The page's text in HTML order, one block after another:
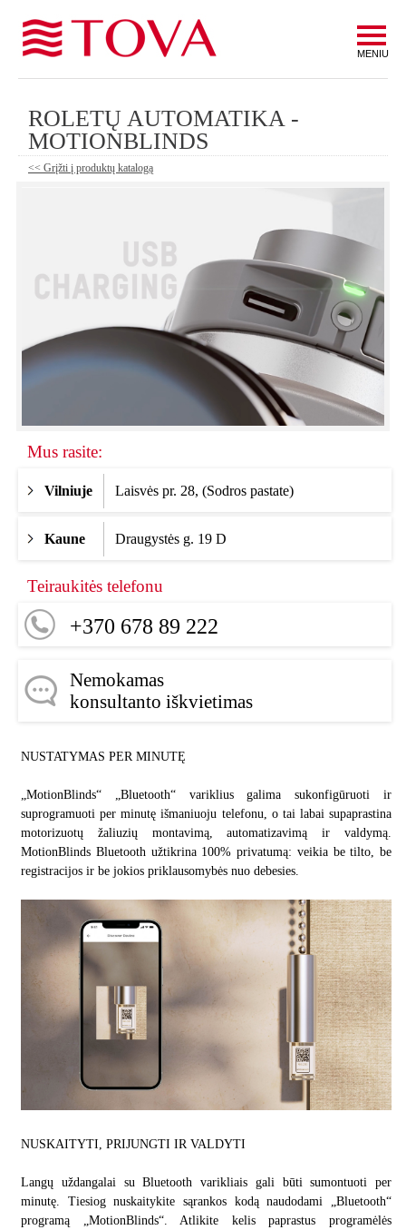
MENIU
ROLETŲ AUTOMATIKA -
MOTIONBLINDS
<< Grįžti į produktų katalogą
Mus rasite:
Vilniuje Laisvės pr. 28, (Sodros pastate)
Kaune Draugystės g. 19 D
Teiraukitės telefonu
+370 678 89 222
Nemokamas
konsultanto iškvietimas
NUSTATYMAS PER MINUTĘ
„MotionBlinds“ „Bluetooth“ variklius galima sukonfigūruoti ir
suprogramuoti per minutę išmaniuoju telefonu, o tai labai supaprastina
motorizuotų žaliuzių montavimą, automatizavimą ir valdymą.
MotionBlinds Bluetooth užtikrina 100% privatumą: veikia be tilto, be
registracijos ir be jokios priklausomybės nuo debesies.
NUSKAITYTI, PRIJUNGTI IR VALDYTI
Langų uždangalai su Bluetooth varikliais gali būti sumontuoti per
minutę. Tiesiog nuskaitykite sąrankos kodą naudodami „Bluetooth“
programą „MotionBlinds“. Atlikite kelis paprastus programėlės